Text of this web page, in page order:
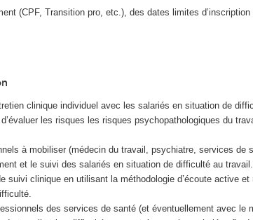
(CPF, Transition pro, etc.), des dates limites d’inscription
clinique individuel avec les salariés en situation de
les risques les risques psychopathologiques du
à mobiliser (médecin du travail, psychiatre, services de
et le suivi des salariés en situation de difficulté au travail.
suivi clinique en utilisant la méthodologie d’écoute active
des services de santé (et éventuellement avec le